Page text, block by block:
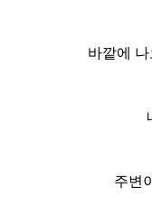
바깥에
주변